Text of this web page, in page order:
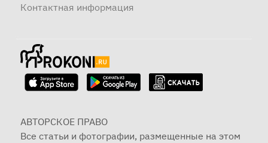
Контактная информация
АВТОРСКОЕ ПРАВО
Все статьи и фотографии, размещенные на этом